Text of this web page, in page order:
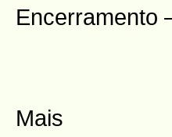
Encerramento
Mais